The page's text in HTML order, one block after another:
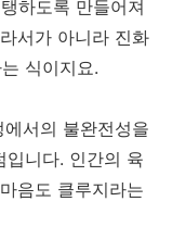
하도록 만들어져
서가 아니라 진화
식이지요.
서의 불완전성을
입니다. 인간의 육
음도 클루지라는